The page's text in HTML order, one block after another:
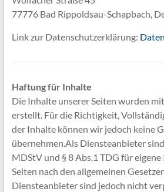
77776 Bad Rippoldsau-Schapbach,
Link zur Datenschutzerklärung:
Haftung für Inhalte
Die Inhalte unserer Seiten wurden
erstellt. Für die Richtigkeit,
der Inhalte können wir jedoch keine
übernehmen.Als Diensteanbieter
MDStV und § 8 Abs.1 TDG für
Seiten nach den allgemeinen
Diensteanbieter sind jedoch nicht